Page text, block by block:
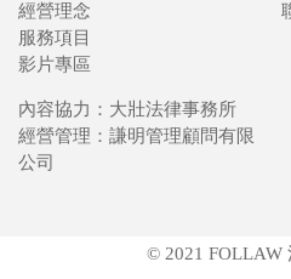
經營理念
服務項目
影片專區
內容協力：大壯法律事務所
經營管理：謙明管理顧問有限
公司
© 2021 FOLLAW